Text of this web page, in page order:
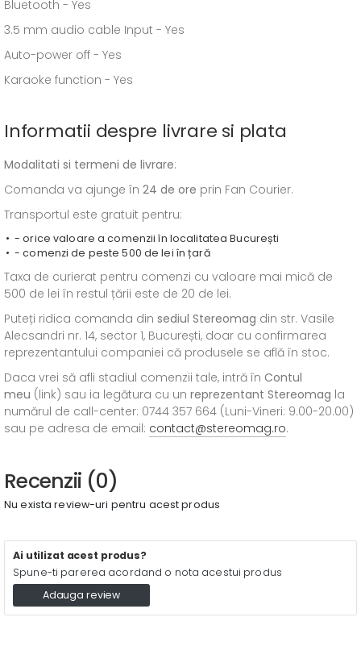
Bluetooth - Yes
3.5 mm audio cable Input - Yes
Auto-power off - Yes
Karaoke function - Yes
Informatii despre livrare si plata
Modalitati si termeni de livrare:
Comanda va ajunge în 24 de ore prin Fan Courier.
Transportul este gratuit pentru:
- orice valoare a comenzii în localitatea București
- comenzi de peste 500 de lei în țară
Taxa de curierat pentru comenzi cu valoare mai mică de
500 de lei în restul țării este de 20 de lei.
Puteți ridica comanda din sediul Stereomag din str. Vasile
Alecsandri nr. 14, sector 1, București, doar cu confirmarea
reprezentantului companiei că produsele se află în stoc.
Daca vrei să afli stadiul comenzii tale, intră în Contul
meu (link) sau ia legătura cu un reprezentant Stereomag la
numărul de call-center: 0744 357 664 (Luni-Vineri: 9.00-20.00)
sau pe adresa de email: contact@stereomag.ro.
Recenzii (0)
Nu exista review-uri pentru acest produs
Ai utilizat acest produs?
Spune-ti parerea acordand o nota acestui produs
Adauga review